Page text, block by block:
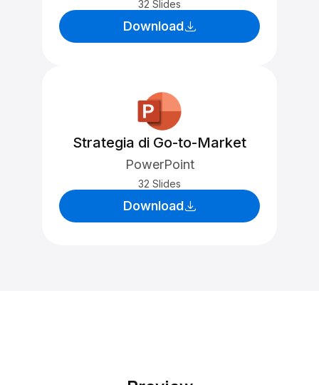
32 Slides
Download
Strategia di Go-to-Market
PowerPoint
32 Slides
Download